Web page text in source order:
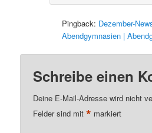
Pingback: Dezember-
Abendgymnasien |
Schreibe einen
Deine E-Mail-Adresse wird nicht
Felder sind mit* markiert